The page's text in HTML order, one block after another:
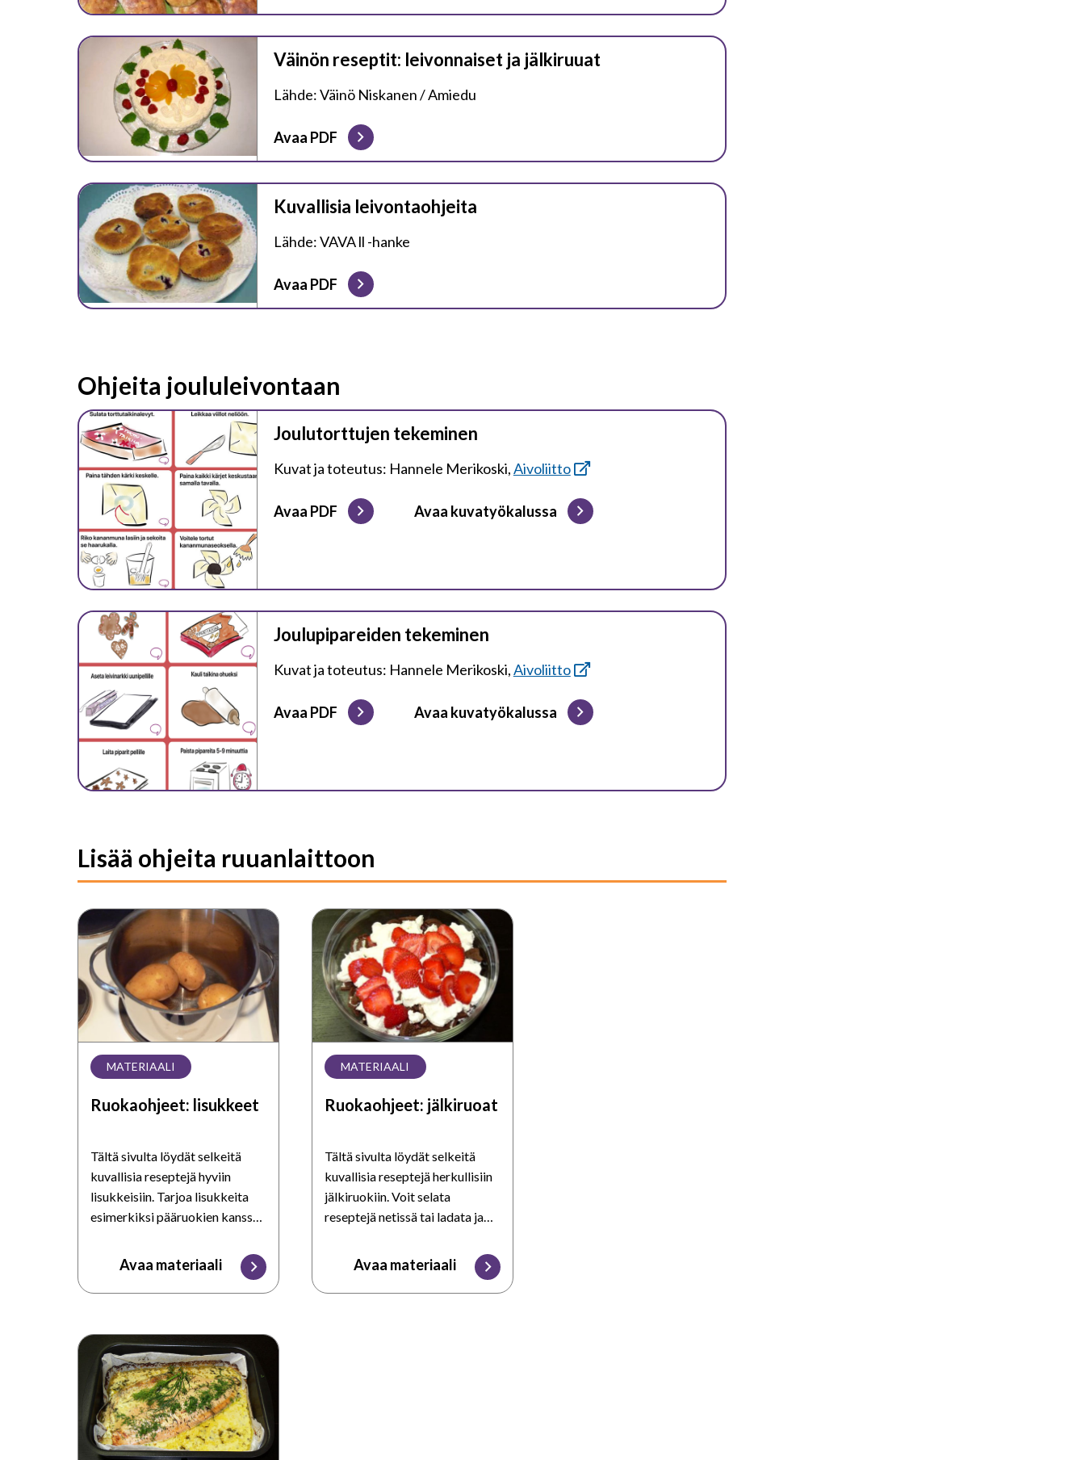
Väinön reseptit: leivonnaiset ja jälkiruuat
Lähde: Väinö Niskanen / Amiedu
Avaa PDF
Kuvallisia leivontaohjeita
Lähde: VAVA ll -hanke
Avaa PDF
Ohjeita joululeivontaan
Joulutorttujen tekeminen
Kuvat ja toteutus: Hannele Merikoski,Aivoliitto
Avaa PDF Avaa kuvatyökalussa
Joulupipareiden tekeminen
Kuvat ja toteutus: Hannele Merikoski,Aivoliitto
Avaa PDF Avaa kuvatyökalussa
Lisää ohjeita ruuanlaittoon
Ruokaohjeet:
lisukkeet
MATERIAALI
Ruokaohjeet: lisukkeet
Tältä sivulta löydät selkeitä
kuvallisia reseptejä hyviin
lisukkeisiin. Tarjoa lisukkeita
esimerkiksi pääruokien kanssa.
ladata ja tulostaa niitä.
Avaa materiaali
Ruokaohjeet:
jälkiruoat
MATERIAALI
Ruokaohjeet: jälkiruoat
Tältä sivulta löydät selkeitä
kuvallisia reseptejä herkullisiin
jälkiruokiin. Voit selata
reseptejä netissä tai ladata ja
Avaa materiaali
Ruokaohjeet:
pääruoat